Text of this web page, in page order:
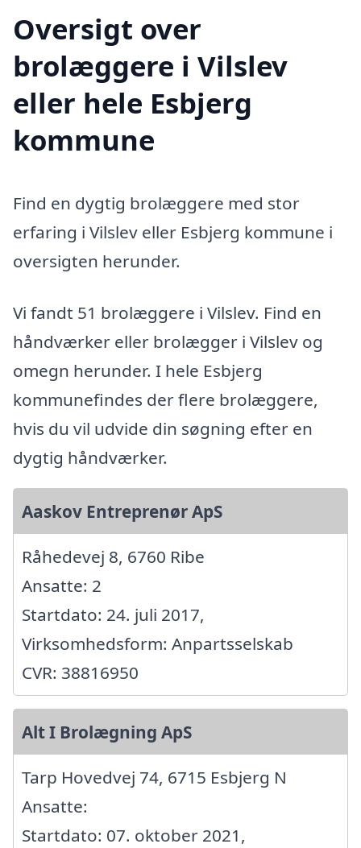
Oversigt over
brolæggere i Vilslev
eller hele Esbjerg
kommune
Find en dygtig brolæggere med stor
erfaring i Vilslev eller Esbjerg kommune i
oversigten herunder.
Vi fandt 51 brolæggere i Vilslev. Find en
håndværker eller brolægger i Vilslev og
omegn herunder. I hele Esbjerg
kommunefindes der flere brolæggere,
hvis du vil udvide din søgning efter en
dygtig håndværker.
Aaskov Entreprenør ApS
Råhedevej 8, 6760 Ribe
Ansatte: 2
Startdato: 24. juli 2017,
Virksomhedsform: Anpartsselskab
CVR: 38816950
Alt I Brolægning ApS
Tarp Hovedvej 74, 6715 Esbjerg N
Ansatte:
Startdato: 07. oktober 2021,